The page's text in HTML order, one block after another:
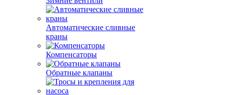
Автоматические сливные
краны
Компенсаторы
Обратные клапаны